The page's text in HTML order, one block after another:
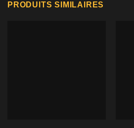
PRODUITS SIMILAIRES